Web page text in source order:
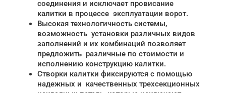
соединения и исключает провисание
калитки в процессе эксплуатации ворот.
Высокая технологичность системы,
возможность установки различных видов
заполнений и их комбинаций позволяет
предложить различные по стоимости и
исполнению конструкцию калитки.
Створки калитки фиксируются с помощью
надежных и качественных трехсекционных